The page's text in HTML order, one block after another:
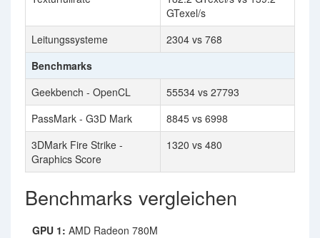
GTexel/s
Leitungssysteme
2304 vs 768
Benchmarks
Geekbench - OpenCL
55534 vs 27793
PassMark - G3D Mark
8845 vs 6998
3DMark Fire Strike -
Graphics Score
1320 vs 480
Benchmarks vergleichen
GPU 1: AMD Radeon 780M